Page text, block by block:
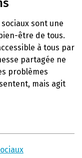
sont une
être de tous.
à tous par
partagée ne
problèmes
mais agit